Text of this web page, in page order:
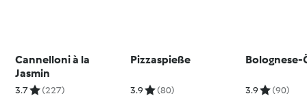
Cannelloni à la
Jasmin
3.7 (227)
Pizzaspieße
3.9 (80)
Bolognese-
3.9 (90)